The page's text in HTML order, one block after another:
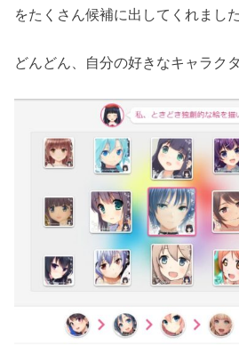
をたくさん候補に出してくれました
どんどん、自分の好きなキャラク